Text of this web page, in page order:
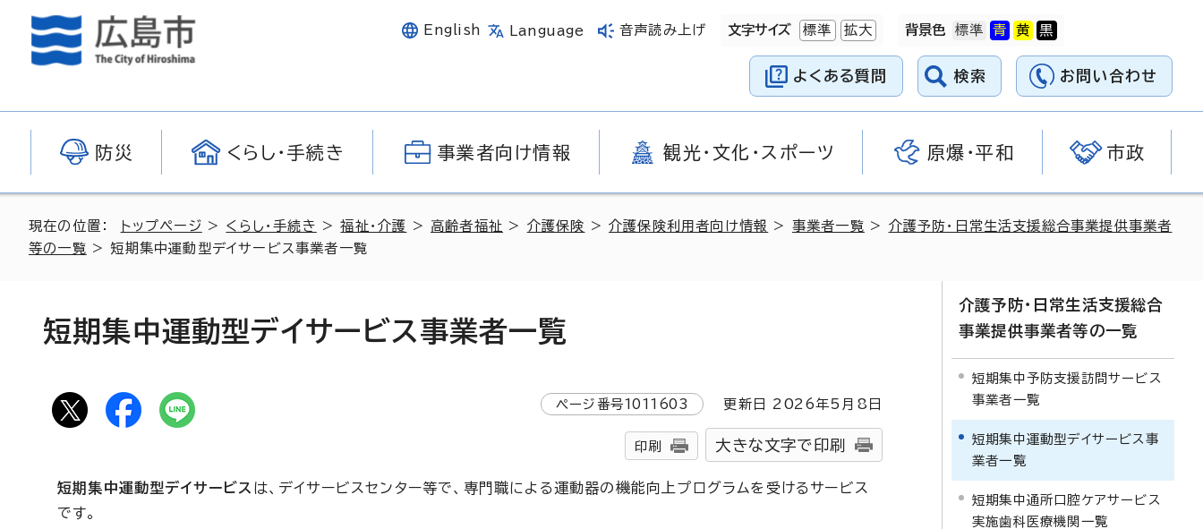
English Language 音声読み上げ 文字サイズ 標準 拡大 背景色
よくある質問 検索 お問い合わせ
防災 くらし・手続き 事業者向け情報 観光・文化・スポーツ 原爆・平和 市政
現在の位置： トップページ > くらし・手続き >福祉・介護 > 高齢者福祉 > 介護保険 >介護保険利用者向け情報 > 事業者一覧 > 介護予防・日常生活支援総合事業提供事業者
等の一覧 > 短期集中運動型デイサービス事業者一覧
短期集中運動型デイサービス事業者一覧
ページ番号1011603 更新日 2026年5月8日
印刷 大きな文字で印刷
短期集中運動型デイサービス は、デイサービスセンター等で、専門職による運動器の機能向上プログラムを受けるサービス
です。
介護予防・日常生活支援総合
事業提供事業者等の一覧
短期集中予防支援訪問サービス
事業者一覧
短期集中運動型デイサービス事
業者一覧
短期集中通所口腔ケアサービス
実施歯科医療機関一覧